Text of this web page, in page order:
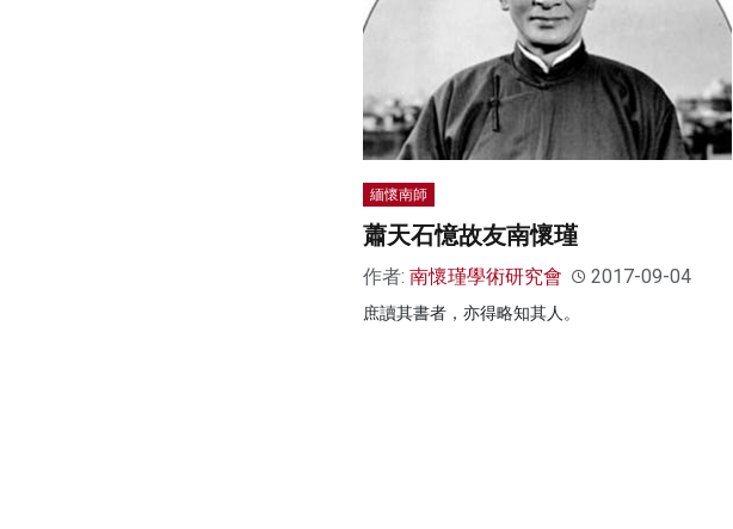
緬懷南師
蕭天石憶故友南懷瑾
作者: 南懷瑾學術研究會 2017-09-04
庶讀其書者，亦得略知其人。